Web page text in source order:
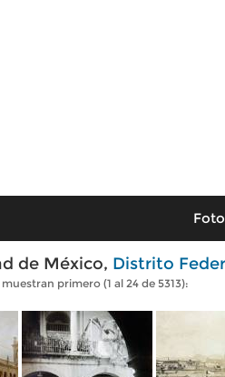
de México, Distrito
primero (1 al 24 de 5313):